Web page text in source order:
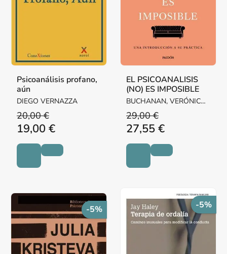
Psicoanálisis profano,
aún
DIEGO VERNAZZA
20,00 €
19,00 €
EL PSICOANALISIS
(NO) ES IMPOSIBLE
BUCHANAN, VERÓNICA /
LUTEREAU, LUCIANO
29,00 €
27,55 €
-5% -5%